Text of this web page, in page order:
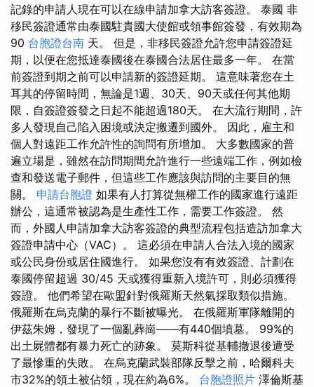
記錄的申請人現在可以在線申請加拿大訪客簽證。 泰國 非
移民簽證通常由泰國駐貴國大使館或領事館簽發，有效期為
90 台胞證台南 天。 但是，非移民簽證允許您申請簽證延
期，以便在您抵達泰國後在泰國合法居住最多一年。 在當
前簽證到期之前可以申請新的簽證延期。 這意味著您在土
耳其的停留時間，無論是1週、30天、90天或任何其他期
限，自簽證簽發之日起不能超過180天。 在大流行期間，許
多人發現自己陷入困境或決定搬遷到國外。 因此，雇主和
個人對遠距工作允許性的詢問有所增加。 大多數國家的普
遍立場是，雖然在訪問期間允許進行一些遠端工作，例如檢
查和發送電子郵件，但這些工作應該與訪問的主要目的無
關。 申請台胞證 如果有人打算從無權工作的國家進行遠距
辦公，這通常被認為是生產性工作，需要工作簽證。 然
而，外國人申請加拿大訪客簽證的典型流程包括造訪加拿大
簽證申請中心（VAC）。 這必須在申請人合法入境的國家
或公民身份或居住國進行。 如果您沒有有效簽證、計劃在
泰國停留超過 30/45 天或獲得重新入境許可，則必須獲得
簽證。 他們希望在歐盟針對俄羅斯天然氣採取類似措施。
俄羅斯在烏克蘭的暴行不斷被曝光。 在俄羅斯軍隊離開的
伊茲朱姆，發現了一個亂葬崗——有440個墳墓。 99%的
出土屍體都有暴力死亡的跡象。 莫斯科從基輔撤退後遭受
了最慘重的失敗。 在烏克蘭武裝部隊反擊之前，哈爾科夫
市32%的領土被佔領，現在約為6%。 台胞證照片 澤倫斯基